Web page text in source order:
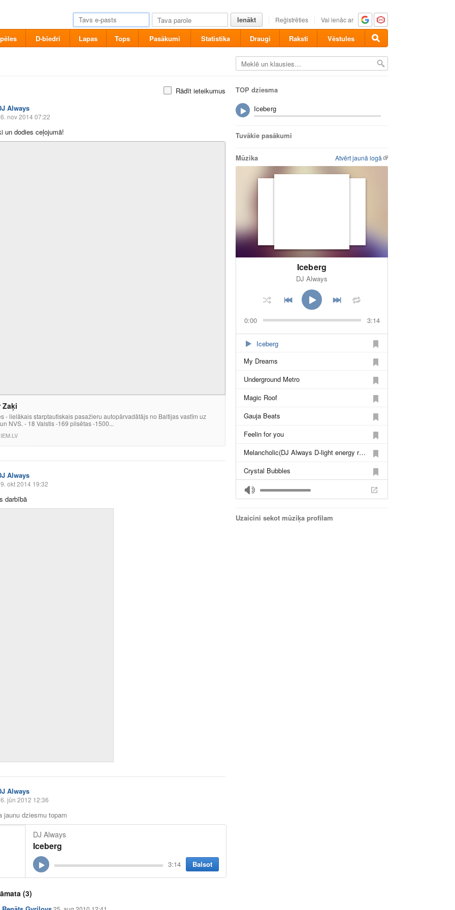
Ienākt Reģistrēties Vai ienāc ar
D-biedri Lapas Tops Pasākumi Statistika Draugi Raksti Vēstules
Rādīt ieteikumus
Always
nov 2014 07:22
un dodies ceļojumā!
Zaķi
- lielākais starptautiskais pasažieru autopārvadātājs no Baltijas vastīm uz
NVS. - 18 Valstis -169 pilsētas -1500...
Always
okt 2014 19:32
darbībā
Always
jūn 2012 12:36
jaunu dziesmu topam
DJ Always
Iceberg
3:14 Balsot
(3)
TOP dziesma
Iceberg
Tuvākie pasākumi
Atvērt jaunā logā
Mūzika
Iceberg
DJ Always
0:00 3:14
Iceberg
My Dreams
Underground Metro
Magic Roof
Gauja Beats
Feelin for you
Melancholic(DJ Always D-light energy rmx)
Crystal Bubbles
Uzaicini sekot mūziķa profilam